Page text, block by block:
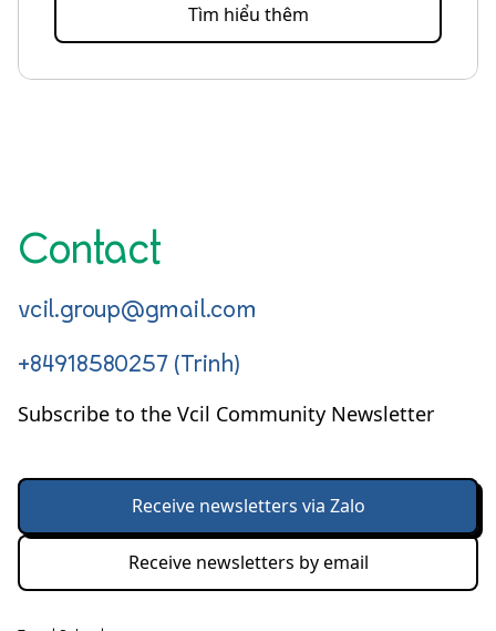
Tìm hiểu thêm
Contact
vcil.group@gmail.com
+84918580257 (Trinh)
Subscribe to the Vcil Community Newsletter
Receive newsletters via Zalo
Receive newsletters by email